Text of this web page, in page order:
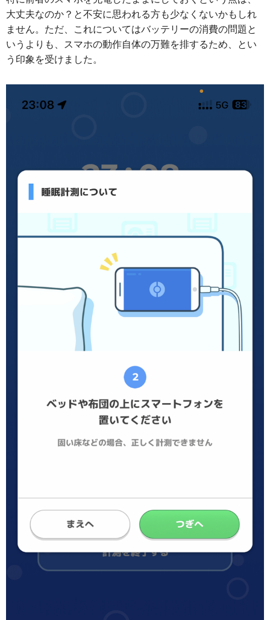
大丈夫なのか？と不安に思われる方も少なくないかもしれ
ません。ただ、これについてはバッテリーの消費の問題と
いうよりも、スマホの動作自体の万難を排するため、とい
う印象を受けました。